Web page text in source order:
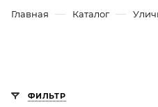
Главная — Каталог —
ФИЛЬТР